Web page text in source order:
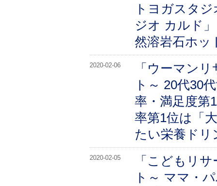
トヨガスタ
ジオ カルド
然溶岩石ホッ
2020-02-06
「ウーマン
ト～ 20代30
率・満足度
率第1位は「
たい栄養ドリ
2020-02-05
「こどもリ
ト～ ママ・